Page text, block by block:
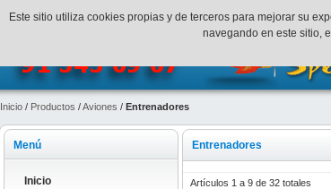
¡Bienvenidos a SpeedHobbys! Mi cuenta Finalizar
Inicio / Productos /Aviones / Entrenadores
Entrenadores
Artículos 1 a 9 de 32 totales
Menú
Inicio
Este sitio utiliza cookies propias y de terceros para mejorar su
navegando en este sitio,